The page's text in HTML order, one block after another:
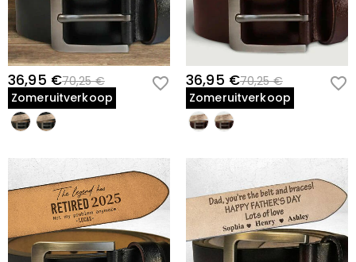
36,95 €70,25 €
Zomeruitverkoop
36,95 €70,25 €
Zomeruitverkoop